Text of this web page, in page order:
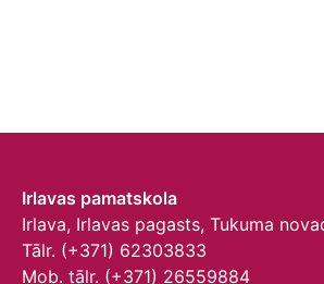
Irlavas pamatskola
Irlava, Irlavas pagasts, Tukuma
Tālr. (+371) 62303833
Mob. tālr. (+371) 26559884